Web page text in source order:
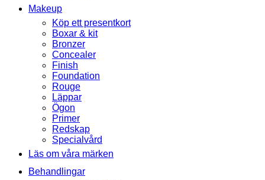
Makeup
Köp ett presentkort
Boxar & kit
Bronzer
Concealer
Finish
Foundation
Rouge
Läppar
Ögon
Primer
Redskap
Specialvård
Läs om våra märken
Behandlingar